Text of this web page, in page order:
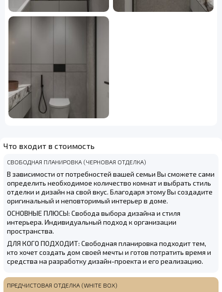
Что входит в стоимость
СВОБОДНАЯ ПЛАНИРОВКА (ЧЕРНОВАЯ ОТДЕЛКА)
В зависимости от потребностей вашей семьи Вы сможете сами
определить необходимое количество комнат и выбрать стиль
отделки и дизайн на свой вкус. Благодаря этому Вы создадите
оригинальный и неповторимый интерьер в доме.
ОСНОВНЫЕ ПЛЮСЫ: Свобода выбора дизайна и стиля
интерьера. Индивидуальный подход к организации
пространства.
ДЛЯ КОГО ПОДХОДИТ: Свободная планировка подходит тем,
кто хочет создать дом своей мечты и готов потратить время и
средства на разработку дизайн-проекта и его реализацию.
ПРЕДЧИСТОВАЯ ОТДЕЛКА (WHITE BOX)